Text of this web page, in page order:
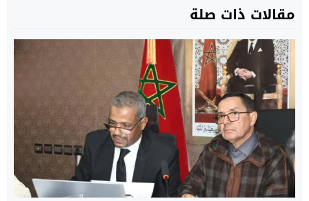
مقالات ذات صلة